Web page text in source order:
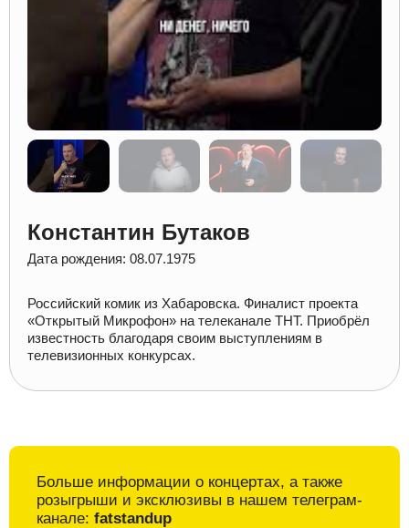
Константин Бутаков
Дата рождения: 08.07.1975
Российский комик из Хабаровска. Финалист проекта
«Открытый Микрофон» на телеканале ТНТ. Приобрёл
известность благодаря своим выступлениям в
телевизионных конкурсах.
Больше информации о концертах, а также
розыгрыши и эксклюзивы в нашем телеграм-
канале: fatstandup